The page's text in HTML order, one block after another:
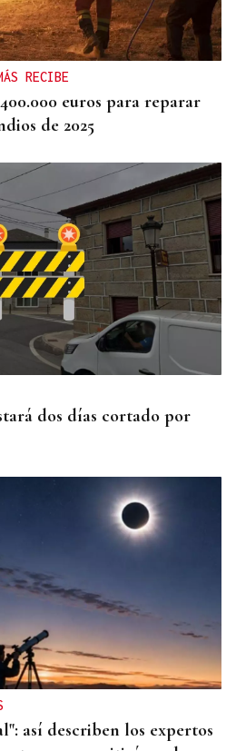
la oferta de petróleo
RECIBE
euros para reparar
de 2025
dos días cortado por
así describen los expertos